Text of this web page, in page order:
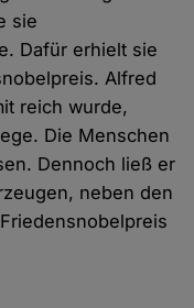
sie
Dafür erhielt sie
Alfred
reich wurde,
Die Menschen
Dennoch ließ er
neben den